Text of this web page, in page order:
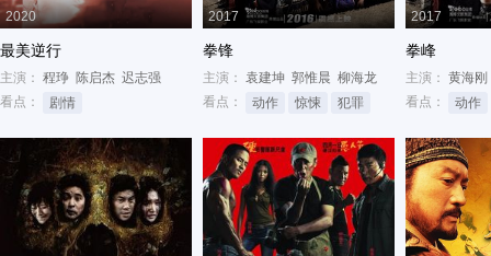
2020
最美逆行
主演： 程琤 陈启杰 迟志强
看点：
剧情
2017
拳锋
主演： 袁建坤 郭惟晨 柳海龙
看点：
动作 惊悚 犯罪
2017
拳峰
主演： 黄海刚
看点：
动作